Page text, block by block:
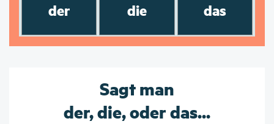
der die das
Sagt man
der, die, oder das...